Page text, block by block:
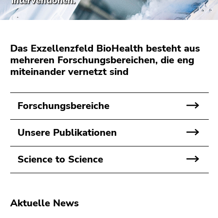
Sie diesen
Zum
Inhalt
(Zugriffstaste
Zur
Positionsanzeige
2)
(Zugriffstaste
3)
Unternavigation
(Zugriffstaste
Das Exzellenzfeld BioHealth besteht aus
mehreren Forschungsbereichen, die eng
miteinander vernetzt sind
Forschungsbereiche
Unsere Publikationen
Science to Science
Aktuelle News